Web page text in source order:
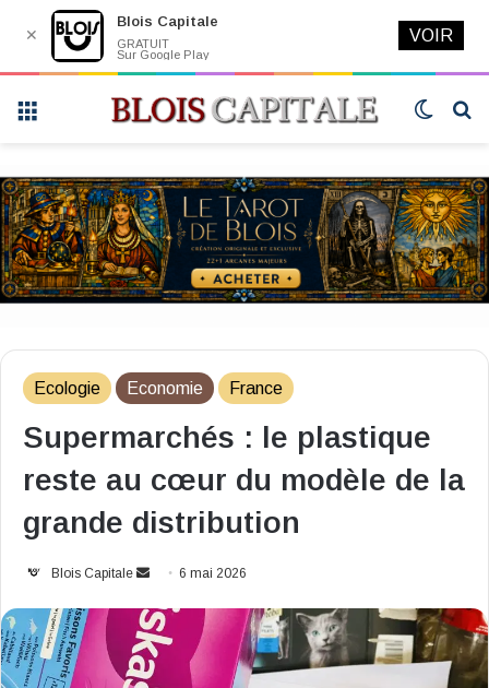
Switch
Ecologie Economie France
Supermarchés : le plastique
reste au cœur du modèle de la
grande distribution
Blois Capitale
Envoyer
courriel
6 mai 2026
✕
Blois Capitale
GRATUIT
Sur Google Play
VOIR